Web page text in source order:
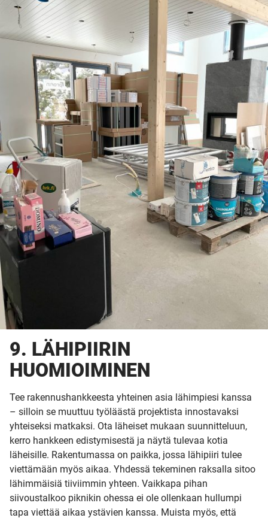
9. LÄHIPIIRIN
HUOMIOIMINEN
Tee rakennushankkeesta yhteinen asia lähimpiesi kanssa
– silloin se muuttuu työläästä projektista innostavaksi
yhteiseksi matkaksi. Ota läheiset mukaan suunnitteluun,
kerro hankkeen edistymisestä ja näytä tulevaa kotia
läheisille. Rakentumassa on paikka, jossa lähipiiri tulee
viettämään myös aikaa. Yhdessä tekeminen raksalla sitoo
lähimmäisiä tiiviimmin yhteen. Vaikkapa pihan
siivoustalkoo piknikin ohessa ei ole ollenkaan hullumpi
tapa viettää aikaa ystävien kanssa. Muista myös, että